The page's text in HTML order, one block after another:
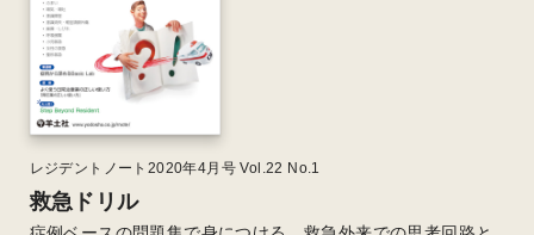
レジデントノート2020年4月号 Vol.22 No.1
救急ドリル